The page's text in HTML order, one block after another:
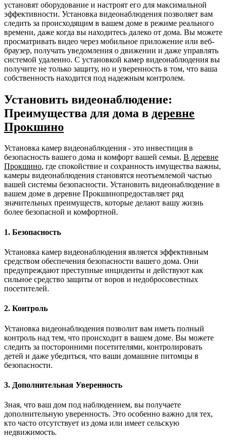
установят оборудование и настроят его для максимальной
эффективности. Установка видеонаблюдения позволяет вам
следить за происходящим в вашем доме в режиме реального
времени, даже когда вы находитесь далеко от дома. Вы можете
просматривать видео через мобильное приложение или веб-
браузер, получать уведомления о движении и даже управлять
системой удаленно. С установкой камер видеонаблюдения вы
получите не только защиту, но и уверенность в том, что ваша
собственность находится под надежным контролем.
Установить видеонаблюдение:
Преимущества для дома в деревне
Прокшино
Установка камер видеонаблюдения - это инвестиция в
безопасность вашего дома и комфорт вашей семьи. В деревне
Прокшино, где спокойствие и сохранность имущества важны,
камеры видеонаблюдения становятся неотъемлемой частью
вашей системы безопасности. Установить видеонаблюдение в
вашем доме в деревне Прокшинопредоставляет ряд
значительных преимуществ, которые делают вашу жизнь
более безопасной и комфортной.
1. Безопасность
Установка камер видеонаблюдения является эффективным
средством обеспечения безопасности вашего дома. Они
предупреждают преступные инциденты и действуют как
сильное средство защиты от воров и недобросовестных
посетителей.
2. Контроль
Установка видеонаблюдения позволит вам иметь полный
контроль над тем, что происходит в вашем доме. Вы можете
следить за посторонними посетителями, контролировать
детей и даже убедиться, что ваши домашние питомцы в
безопасности.
3. Дополнительная Уверенность
Зная, что ваш дом под наблюдением, вы получаете
дополнительную уверенность. Это особенно важно для тех,
кто часто отсутствует из дома или имеет сельскую
недвижимость.